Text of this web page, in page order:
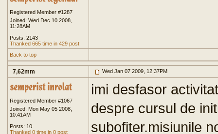
Registered Member #1287
Joined: Wed Dec 10 2008,
11:28AM
Posts: 2143
Thanked 665 time in 429 post
Back to top
7,62mm Wed Jan 07 2009, 12:37PM
Registered Member #1067
Joined: Mon May 05 2008,
10:41AM
Posts: 10
Thanked 0 time in 0 post
imi desfasor
despre cursul de
subofiter.misiunile